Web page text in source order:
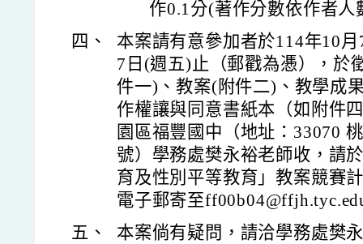
作0.1分(著作分數依作者人
四、
本案請有意參加者於114年10
7日(週五)止（郵戳為慿），於
件一)、教案(附件二)、教學成
作權讓與同意書紙本（如附件
園區福豐國中（地址：33070
號）學務處樊永裕老師收，請
育及性別平等教育」教案競賽
電子郵寄至
五、
本案倘有疑問，請洽學務處樊